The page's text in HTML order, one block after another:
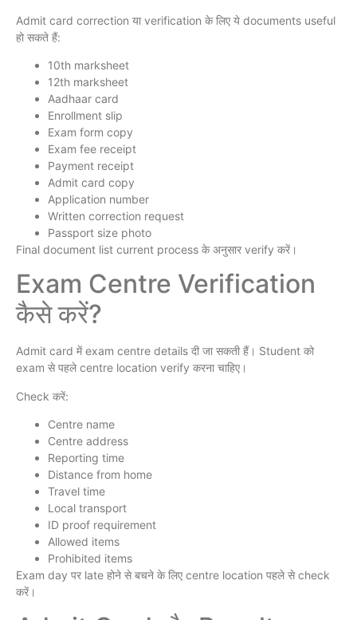
Admit card correction या verification के लिए ये documents useful
हो सकते हैं:
10th marksheet
12th marksheet
Aadhaar card
Enrollment slip
Exam form copy
Exam fee receipt
Payment receipt
Admit card copy
Application number
Written correction request
Passport size photo
Final document list current process के अनुसार verify करें।
Exam Centre Verification
कैसे करें?
Admit card में exam centre details दी जा सकती हैं। Student को
exam से पहले centre location verify करना चाहिए।
Check करें:
Centre name
Centre address
Reporting time
Distance from home
Travel time
Local transport
ID proof requirement
Allowed items
Prohibited items
Exam day पर late होने से बचने के लिए centre location पहले से check
करें।